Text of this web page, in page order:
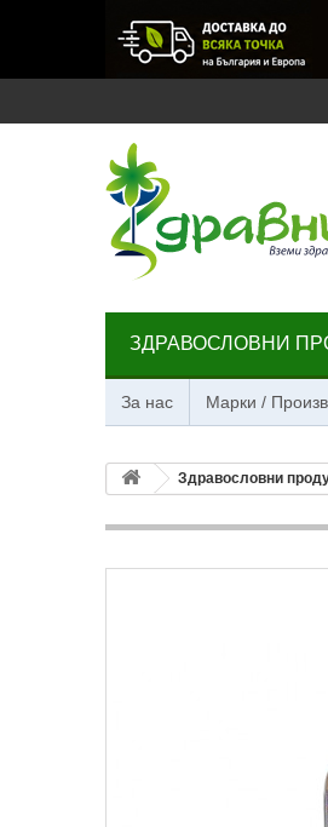
ЗДРАВОСЛОВНИ
За нас Марки /
Здравословни